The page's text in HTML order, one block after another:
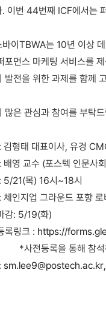
. 이번 44번째 ICF에서는
바이TBWA는 10년 이상
포먼스 마케팅 서비스를
발전을 위한 과제를 함께
많은 관심과 참여를 부탁
형태 대표이사, 유경
영 교수 (포스텍 인문사
21(목) 16시~18시
인지업 그라운드 포항 로
감: 5/19(화)
록링크 : https://
록을 통해 참석하시
sm.lee9@postech.ac.kr